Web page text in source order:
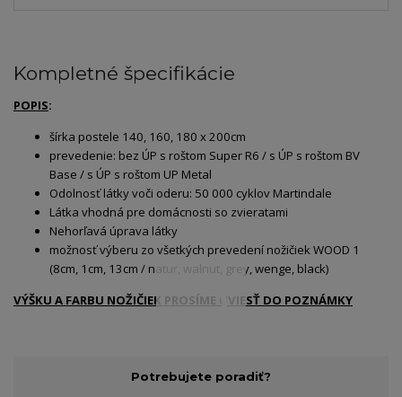
Kompletné špecifikácie
POPIS:
šírka postele 140, 160, 180 x 200cm
prevedenie: bez ÚP s roštom Super R6 / s ÚP s roštom BV
Base / s ÚP s roštom UP Metal
Odolnosť látky voči oderu: 50 000 cyklov Martindale
Látka vhodná pre domácnosti so zvieratami
Nehorľavá úprava látky
možnosť výberu zo všetkých prevedení nožičiek WOOD 1
(8cm, 1cm, 13cm / natur, walnut, grey, wenge, black)
VÝŠKU A FARBU NOŽIČIEK PROSÍME UVIESŤ DO POZNÁMKY
Potrebujete poradiť?